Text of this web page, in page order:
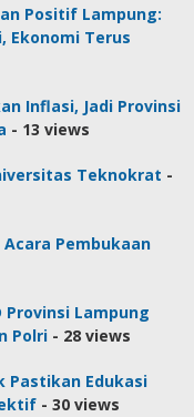
Positif Lampung:
Ekonomi Terus
Inflasi, Jadi Provinsi
- 13 views
Teknokrat -
Acara Pembukaan
Provinsi Lampung
Polri - 28 views
Pastikan Edukasi
- 30 views